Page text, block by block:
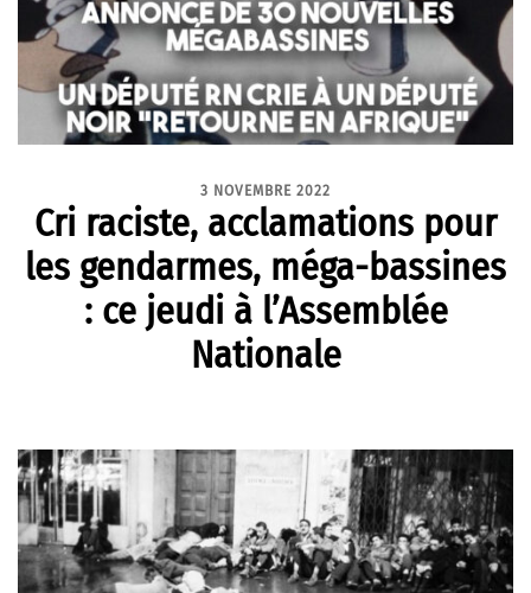
3 NOVEMBRE 2022
Cri raciste, acclamations pour
les gendarmes, méga-bassines
: ce jeudi à l’Assemblée
Nationale